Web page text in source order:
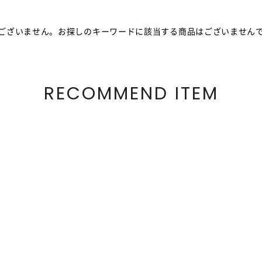
ざいません。お探しのキーワードに該当する商品はございません
RECOMMEND ITEM